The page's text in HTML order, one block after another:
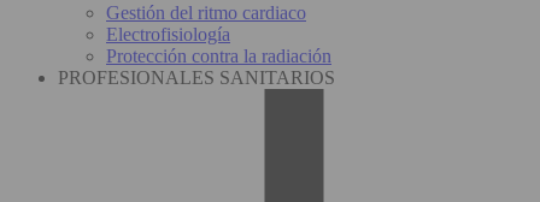
Gestión del ritmo cardiaco
Electrofisiología
Protección contra la radiación
PROFESIONALES SANITARIOS